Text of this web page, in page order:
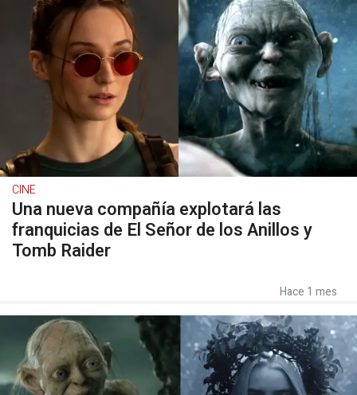
CINE
Una nueva compañía explotará las
franquicias de El Señor de los Anillos y
Tomb Raider
Hace 1 mes